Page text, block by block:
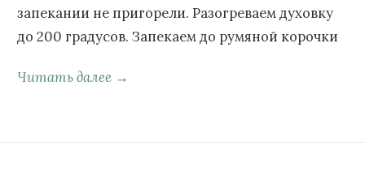
запекании не пригорели. Разогреваем духовку
до 200 градусов. Запекаем до румяной корочки
Читать далее →